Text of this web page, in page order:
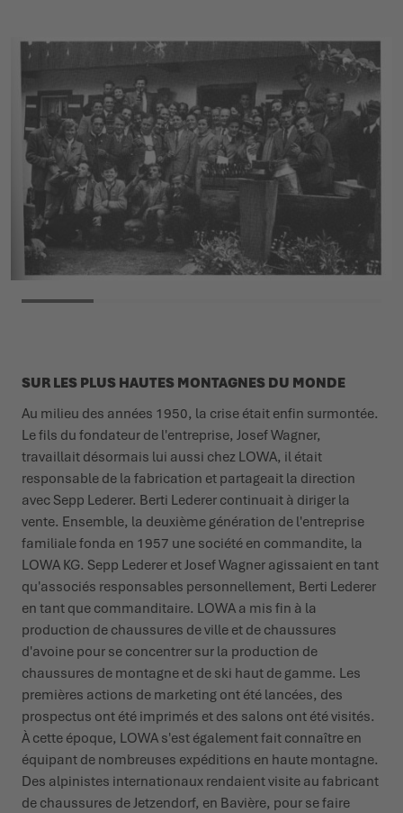
SUR LES PLUS HAUTES MONTAGNES DU MONDE
Au milieu des années 1950, la crise était enfin surmontée.
Le fils du fondateur de l'entreprise, Josef Wagner,
travaillait désormais lui aussi chez LOWA, il était
responsable de la fabrication et partageait la direction
avec Sepp Lederer. Berti Lederer continuait à diriger la
vente. Ensemble, la deuxième génération de l'entreprise
familiale fonda en 1957 une société en commandite, la
LOWA KG. Sepp Lederer et Josef Wagner agissaient en tant
qu'associés responsables personnellement, Berti Lederer
en tant que commanditaire. LOWA a mis fin à la
production de chaussures de ville et de chaussures
d'avoine pour se concentrer sur la production de
chaussures de montagne et de ski haut de gamme. Les
premières actions de marketing ont été lancées, des
prospectus ont été imprimés et des salons ont été visités.
À cette époque, LOWA s'est également fait connaître en
équipant de nombreuses expéditions en haute montagne.
Des alpinistes internationaux rendaient visite au fabricant
de chaussures de Jetzendorf, en Bavière, pour se faire